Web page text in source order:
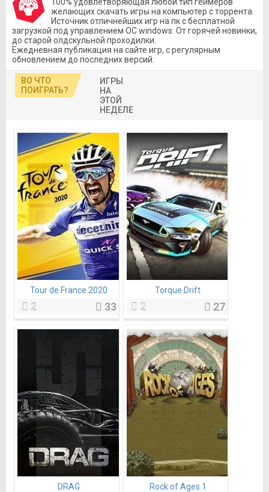
желающих скачать игры на компьютер с торрента.
Источник отличнейших игр на пк с бесплатной
загрузкой под управлением OC windows. От горячей новинки,
до старой олдскульной проходилки.
Ежедневная публикация на сайте игр, с регулярным
обновлением до последних версий.
ВО ЧТО
ПОИГРАТЬ?
ИГРЫ
НА
ЭТОЙ
НЕДЕЛЕ
Tour de France 2020
2 33
Torque Drift
2 27
DRAG Rock of Ages 1